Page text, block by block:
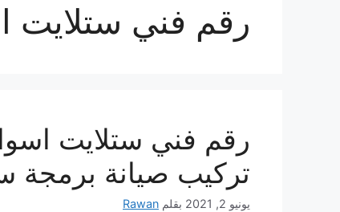
رقم فني ستلايت
تركيب صيانة برمجة
يونيو 2, 2021 بقلم Rawan